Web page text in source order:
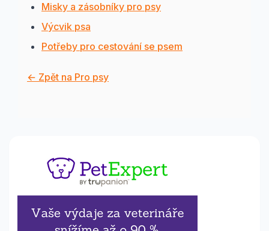
Misky a zásobníky pro psy
Výcvik psa
Potřeby pro cestování se psem
← Zpět na Pro psy